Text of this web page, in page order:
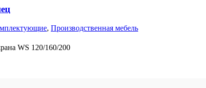
, Производственная мебель
WS 120/160/200